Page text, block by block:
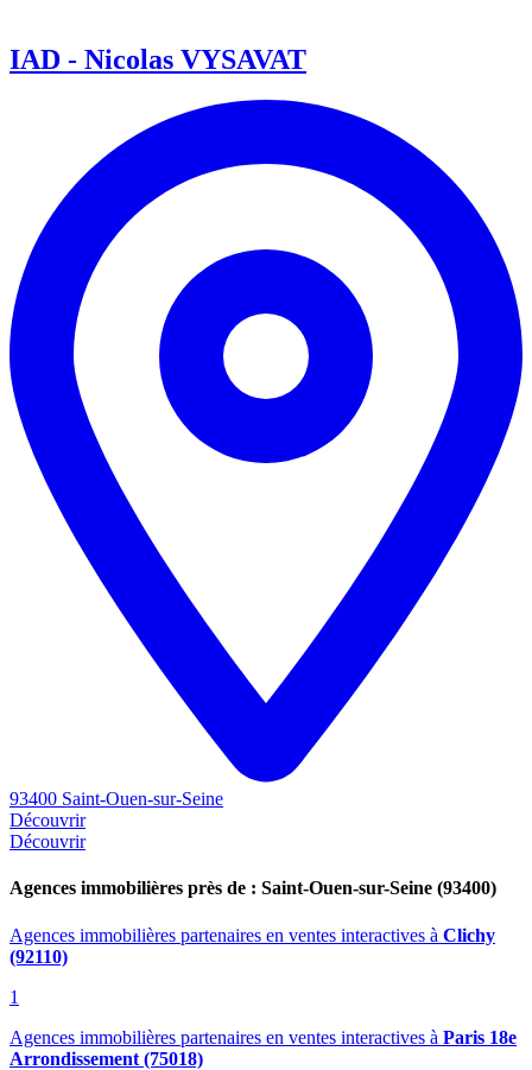
IAD - Nicolas VYSAVAT
93400 Saint-Ouen-sur-Seine
Découvrir
Découvrir
Agences immobilières près de : Saint-Ouen-sur-Seine (93400)
Agences immobilières partenaires en ventes interactives à Clichy
(92110)
1
Agences immobilières partenaires en ventes interactives à Paris 18e
Arrondissement (75018)